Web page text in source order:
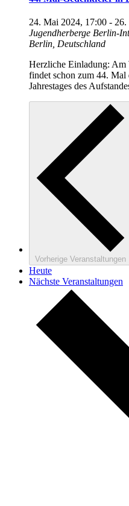
24. Mai 2024, 17:00 -
Jugendherberge Berlin-
Berlin, Deutschland
Herzliche Einladung: Am
findet schon zum 44. Mal
Jahrestages des
Vorherige Veranstaltungen
Heute
Nächste Veranstaltungen